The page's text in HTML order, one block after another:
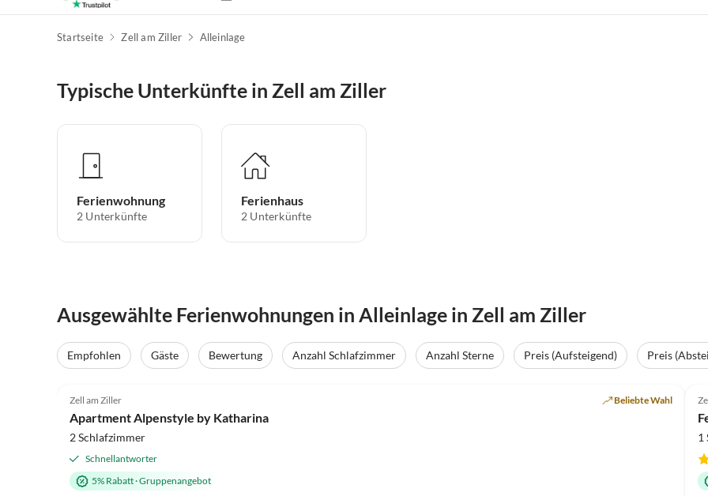
Startseite Zell am Ziller Alleinlage
Typische Unterkünfte in Zell am Ziller
Ferienwohnung
2 Unterkünfte
Ferienhaus
2 Unterkünfte
Ausgewählte Ferienwohnungen in Alleinlage in Zell am Ziller
Empfohlen Gäste Bewertung Anzahl Schlafzimmer Anzahl Sterne Preis (Aufsteigend)
Preis
Zell am Ziller Beliebte Wahl
Apartment Alpenstyle by Katharina
2 Schlafzimmer
Schnellantworter
5% Rabatt·Gruppenangebot
1